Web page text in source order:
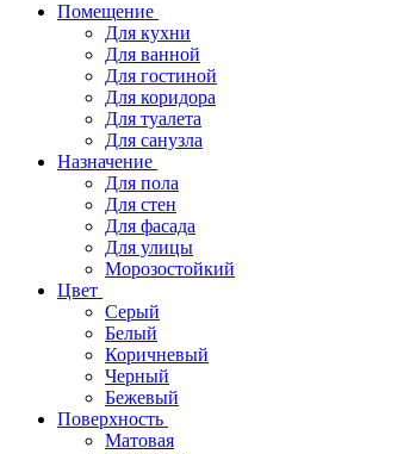
Помещение
Для кухни
Для ванной
Для гостиной
Для коридора
Для туалета
Для санузла
Назначение
Для пола
Для стен
Для фасада
Для улицы
Морозостойкий
Цвет
Серый
Белый
Коричневый
Черный
Бежевый
Поверхность
Матовая